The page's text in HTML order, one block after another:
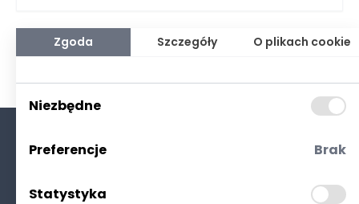
Zgoda Szczegóły O plikach cookie
Niezbędne
Preferencje Brak
Statystyka